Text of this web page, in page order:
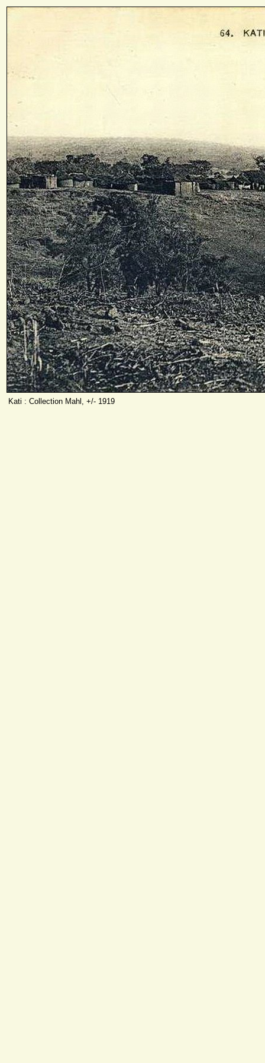
Kati : Collection Mahl, +/- 1919